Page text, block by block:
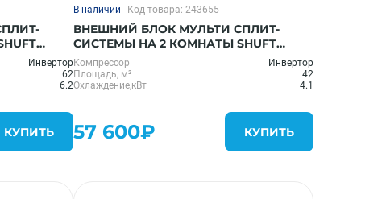
Инвертор
62
6.2
КУПИТЬ
В наличии Код товара: 243655
ВНЕШНИЙ БЛОК МУЛЬТИ СПЛИТ-
СИСТЕМЫ НА 2 КОМНАТЫ SHUFT
SFMO/I-14 FMI-2/N8
Компрессор
Инвертор
Площадь, м²
42
Охлаждение,кВт
4.1
57 600₽ КУПИТЬ